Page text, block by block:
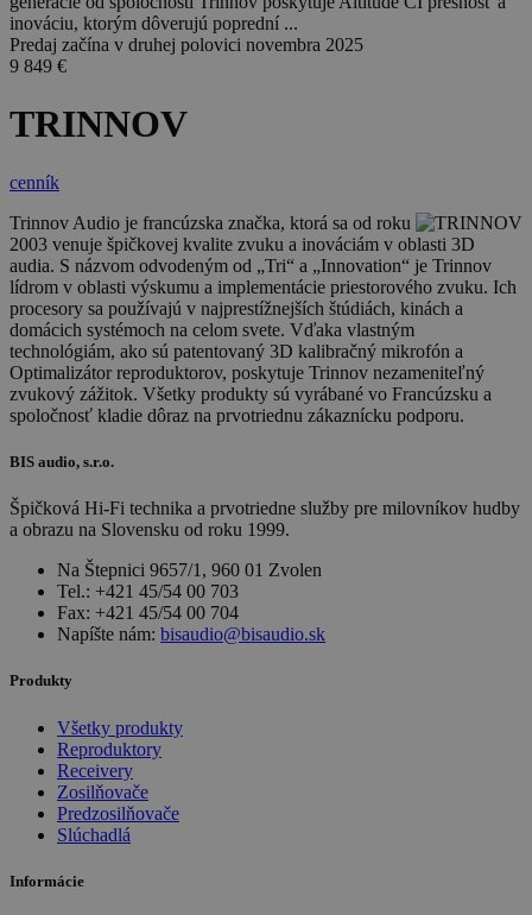
inováciu, ktorým dôverujú poprední ...
Predaj začína v druhej polovici novembra 2025
9 849 €
TRINNOV
cenník
Trinnov Audio je francúzska značka, ktorá sa od roku
2003 venuje špičkovej kvalite zvuku a inováciám v oblasti 3D
audia. S názvom odvodeným od „Tri“ a „Innovation“ je Trinnov
lídrom v oblasti výskumu a implementácie priestorového zvuku. Ich
procesory sa používajú v najprestížnejších štúdiách, kinách a
domácich systémoch na celom svete. Vďaka vlastným
technológiám, ako sú patentovaný 3D kalibračný mikrofón a
Optimalizátor reproduktorov, poskytuje Trinnov nezameniteľný
zvukový zážitok. Všetky produkty sú vyrábané vo Francúzsku a
spoločnosť kladie dôraz na prvotriednu zákaznícku podporu.
BIS audio, s.r.o.
Špičková Hi-Fi technika a prvotriedne služby pre milovníkov hudby
a obrazu na Slovensku od roku 1999.
Na Štepnici 9657/1, 960 01 Zvolen
Tel.: +421 45/54 00 703
Fax: +421 45/54 00 704
Napíšte nám: bisaudio@bisaudio.sk
Produkty
Všetky produkty
Reproduktory
Receivery
Zosilňovače
Predzosilňovače
Slúchadlá
Informácie